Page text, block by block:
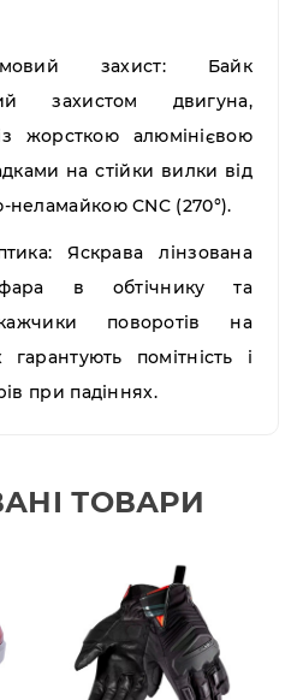
захист:Байк
захистом двигуна,
жорсткою алюмінієвою
на стійки вилки від
неламайкою CNC (270°).
Яскрава лінзована
фара в обтічнику та
поворотів на
гарантують помітність і
при падіннях.
ТОВАРИ